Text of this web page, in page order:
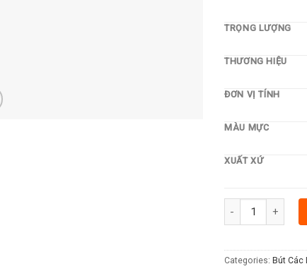
TRỌNG LƯỢNG
THƯƠNG HIỆU
ĐƠN VỊ TÍNH
MÀU MỰC
XUẤT XỨ
BÚT DẠ QUANG
Categories: Bút Các